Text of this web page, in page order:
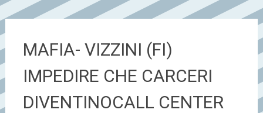
MAFIA- VIZZINI (FI)
IMPEDIRE CHE CARCERI
DIVENTINOCALL CENTER